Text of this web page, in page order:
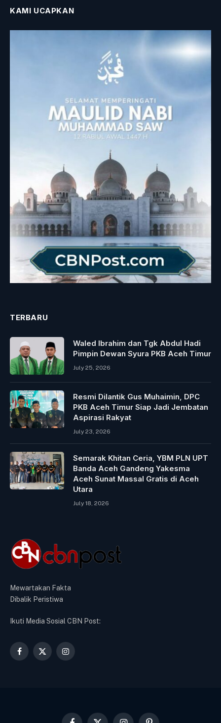
KAMI UCAPKAN
TERBARU
Waled Ibrahim dan Tgk Abdul Hadi
Pimpin Dewan Syura PKB Aceh Timur
July 25, 2026
Resmi Dilantik Gus Muhaimin, DPC
PKB Aceh Timur Siap Jadi Jembatan
Aspirasi Rakyat
July 23, 2026
Semarak Khitan Ceria, YBM PLN UPT
Banda Aceh Gandeng Yakesma
Aceh Sunat Massal Gratis di Aceh
Utara
July 18, 2026
Mewartakan Fakta
Dibalik Peristiwa
Ikuti Media Sosial CBN Post:
Facebook
X
Instagram